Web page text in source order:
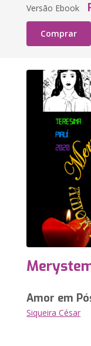
Versão Ebook
Comprar
Amor em
Siqueira César